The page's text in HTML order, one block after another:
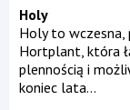
Holy
Holy to wczesna,
Hortplant, która
plennością i
koniec lata...